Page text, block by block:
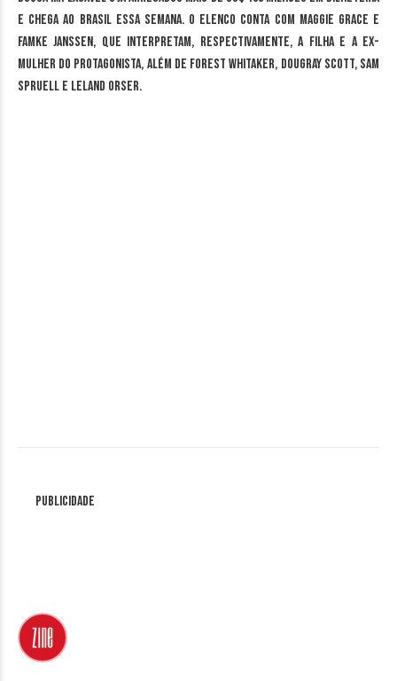
e chega ao Brasil essa semana. O elenco conta com Maggie Grace e
Famke Janssen, que interpretam, respectivamente, a filha e a ex-
mulher do protagonista, além de Forest Whitaker, Dougray Scott, Sam
Spruell e Leland Orser.
Publicidade